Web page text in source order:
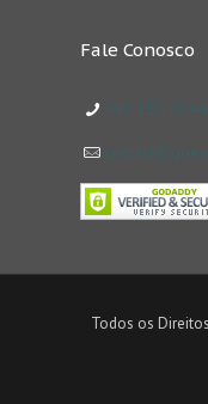
Fale Conosco
Todos os